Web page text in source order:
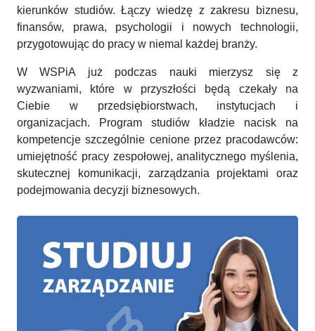
kierunków studiów. Łączy wiedzę z zakresu biznesu,
finansów, prawa, psychologii i nowych technologii,
przygotowując do pracy w niemal każdej branży.
W WSPiA już podczas nauki mierzysz się z
wyzwaniami, które w przyszłości będą czekały na
Ciebie w przedsiębiorstwach, instytucjach i
organizacjach. Program studiów kładzie nacisk na
kompetencje szczególnie cenione przez pracodawców:
umiejętność pracy zespołowej, analitycznego myślenia,
skutecznej komunikacji, zarządzania projektami oraz
podejmowania decyzji biznesowych.